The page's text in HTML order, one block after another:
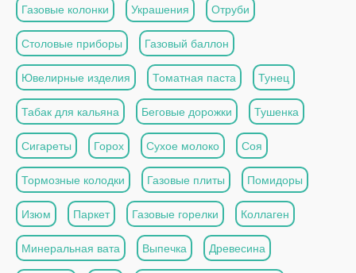
Газовые колонки Украшения Отруби
Столовые приборы Газовый баллон
Ювелирные изделия Томатная паста Тунец
Табак для кальяна Беговые дорожки Тушенка
Сигареты Горох Сухое молоко Соя
Тормозные колодки Газовые плиты Помидоры
Изюм Паркет Газовые горелки Коллаген
Минеральная вата Выпечка Древесина